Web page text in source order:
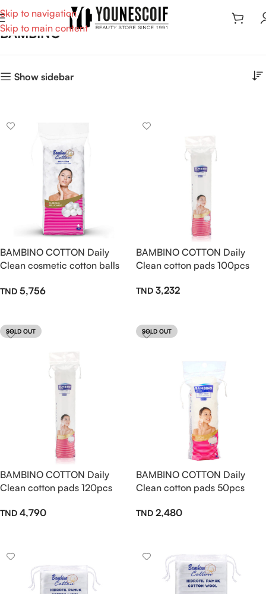
Skip to navigation
Skip to main content
BAMBINO
Show sidebar
BAMBINO COTTON Daily
Clean cosmetic cotton balls
5,756
BAMBINO COTTON Daily
Clean cotton pads 100pcs
3,232
SOLD OUT
BAMBINO COTTON Daily
Clean cotton pads 120pcs
4,790
SOLD OUT
BAMBINO COTTON Daily
Clean cotton pads 50pcs
2,480